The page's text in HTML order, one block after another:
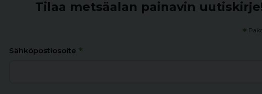
Tilaa metsäalan painavin
*
Sähköpostiosoite *